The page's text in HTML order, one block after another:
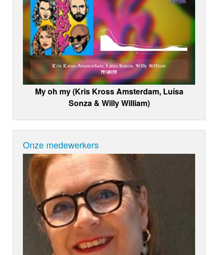
My oh my (Kris Kross Amsterdam, Luísa
Sonza & Willy William)
Onze medewerkers